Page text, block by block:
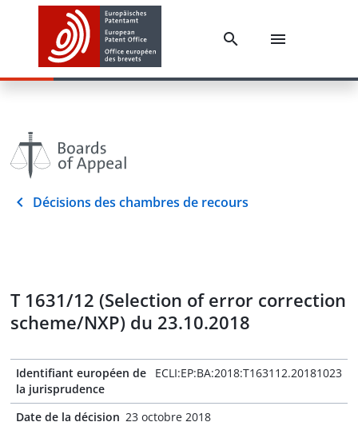
Décisions des chambres de recours
T 1631/12 (Selection of error correction
scheme/NXP) du 23.10.2018
Identifiant européen de
la jurisprudence
ECLI:EP:BA:2018:T163112.20181023
Date de la décision 23 octobre 2018